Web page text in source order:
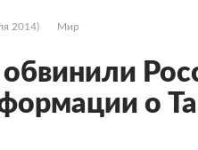
2014) Мир
о